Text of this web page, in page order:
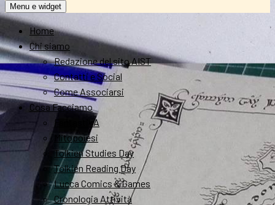
Menu e widget
Home
Chi siamo
Redazione del sito AIST
Contatti e Social
Come Associarsi
Cosa Facciamo
FantastikA
Mitopoiesi
Tolkien Studies Day
Tolkien Reading Day
Lucca Comics & Games
Cronologia Attività